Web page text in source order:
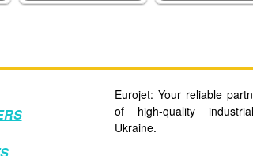
Eurojet: Your reliable
of high-quality
Ukraine.